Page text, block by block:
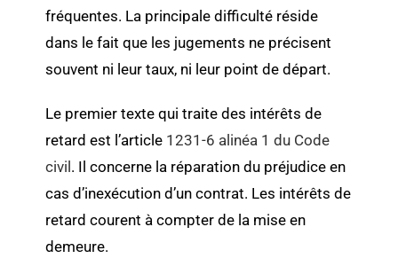
fréquentes. La principale difficulté réside
dans le fait que les jugements ne précisent
souvent ni leur taux, ni leur point de départ.
Le premier texte qui traite des intérêts de
retard est l’article 1231-6 alinéa 1 du Code
civil. Il concerne la réparation du préjudice en
cas d’inexécution d’un contrat. Les intérêts de
retard courent à compter de la mise en
demeure.